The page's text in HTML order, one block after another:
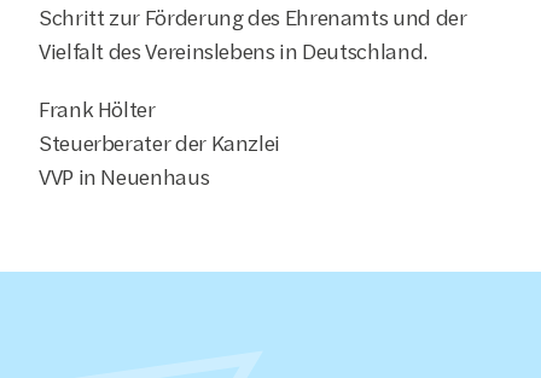
Schritt zur Förderung des Ehrenamts und der
Vielfalt des Vereinslebens in Deutschland.
Frank Hölter
Steuerberater der Kanzlei
VVP in Neuenhaus